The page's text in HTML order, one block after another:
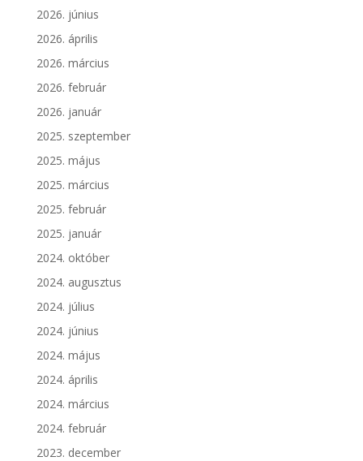
2026. június
2026. április
2026. március
2026. február
2026. január
2025. szeptember
2025. május
2025. március
2025. február
2025. január
2024. október
2024. augusztus
2024. július
2024. június
2024. május
2024. április
2024. március
2024. február
2023. december